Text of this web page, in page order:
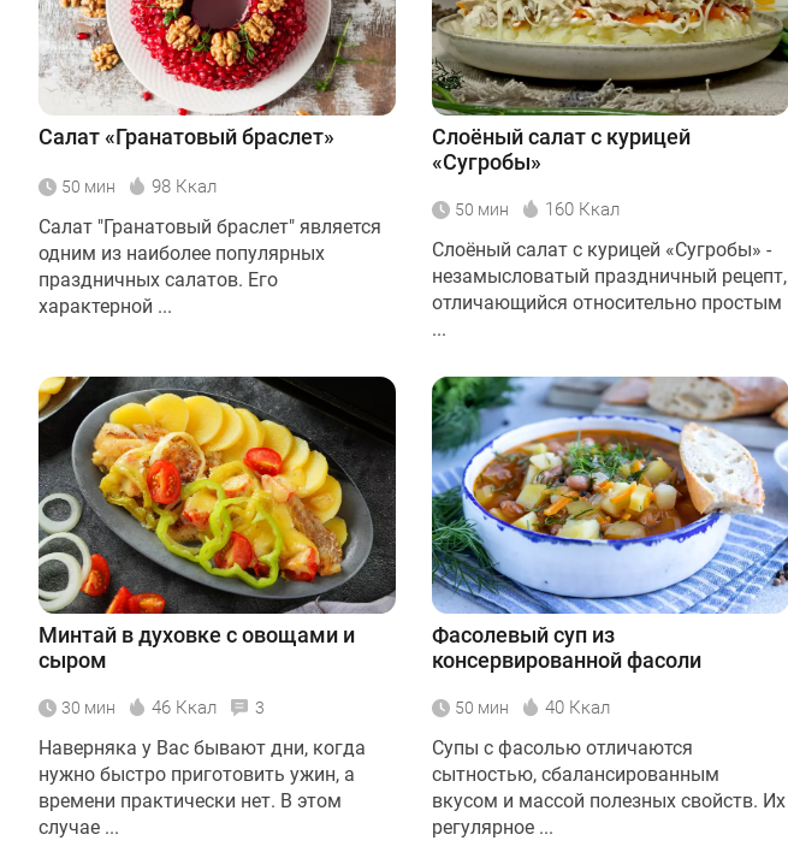
Салат «Гранатовый браслет»
50 мин 98 Ккал
Салат "Гранатовый браслет" является
одним из наиболее популярных
праздничных салатов. Его
характерной ...
Слоёный салат с курицей
«Сугробы»
50 мин 160 Ккал
Слоёный салат с курицей «Сугробы» -
незамысловатый праздничный рецепт,
отличающийся относительно простым
...
Минтай в духовке с овощами и
сыром
30 мин 46 Ккал 3
Наверняка у Вас бывают дни, когда
нужно быстро приготовить ужин, а
времени практически нет. В этом
случае ...
Фасолевый суп из
консервированной фасоли
50 мин 40 Ккал
Супы с фасолью отличаются
сытностью, сбалансированным
вкусом и массой полезных свойств. Их
регулярное ...